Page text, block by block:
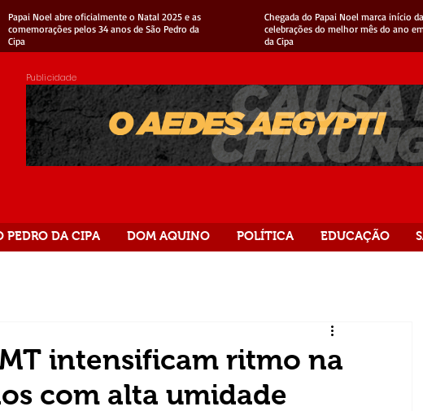
Papai Noel abre oficialmente o Natal 2025 e as
comemorações pelos 34 anos de São Pedro da
Cipa
Chegada do Papai Noel marca início
celebrações do melhor mês do ano
da Cipa
Publicidade
PEDRO DA CIPA DOM AQUINO POLÍTICA EDUCAÇÃO
intensificam ritmo na
com alta umidade